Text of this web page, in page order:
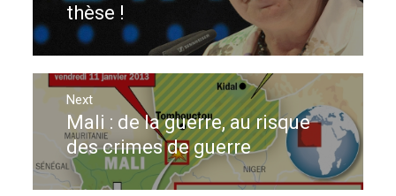
thèse !
Next
Next
post:
Mali : de la guerre, au risque
des crimes de guerre